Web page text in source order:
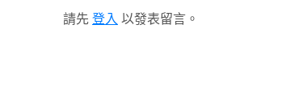
請先 登入 以發表留言。